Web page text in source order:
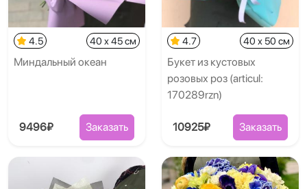
4.5 40 x 45 см
Миндальный океан
9496₽ Заказать
4.7 40 x 50 см
Букет из кустовых
розовых роз (articul:
170289rzn)
10925₽ Заказать